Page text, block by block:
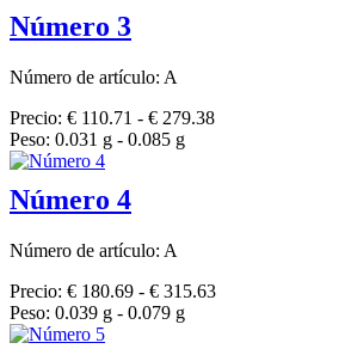
Número 3
Número de artículo: A
Precio: € 110.71 - € 279.38
Peso: 0.031 g - 0.085 g
Número 4
Número de artículo: A
Precio: € 180.69 - € 315.63
Peso: 0.039 g - 0.079 g